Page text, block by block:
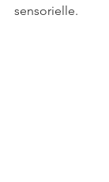
sensorielle.